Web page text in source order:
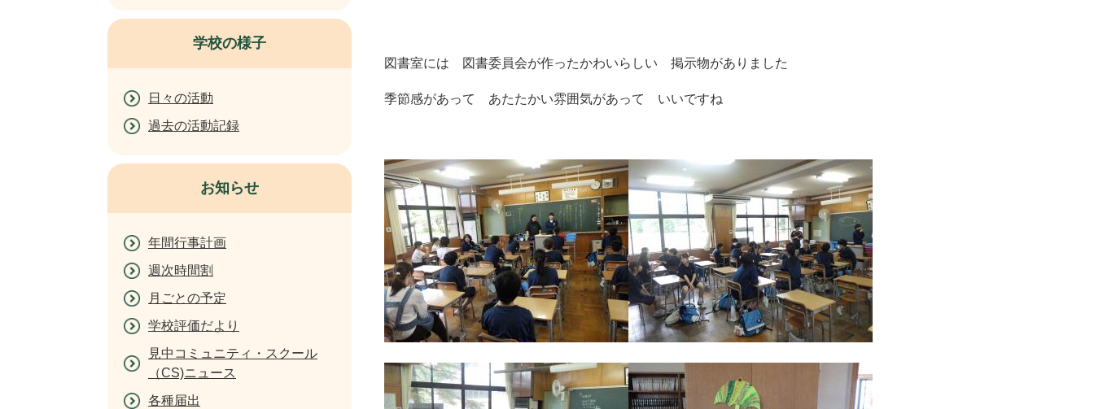
図書室には 図書委員会が作ったかわいらしい 掲示物がありました
季節感があって あたたかい雰囲気があって いいですね
学校の様子
日々の活動
過去の活動記録
お知らせ
年間行事計画
週次時間割
月ごとの予定
学校評価だより
見中コミュニティ・スクール
（CS)ニュース
各種届出